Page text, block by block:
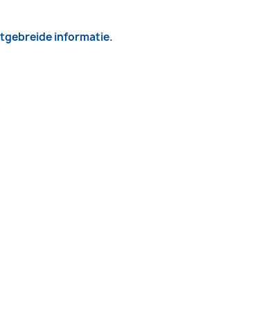
informatie.